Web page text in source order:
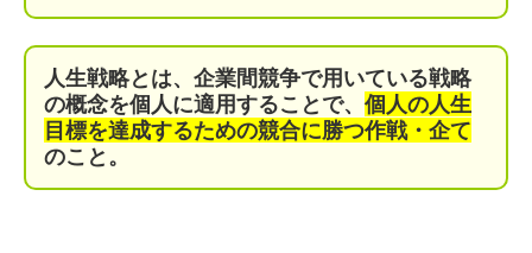
人生戦略とは、企業間競争で用いている戦略
の概念を個人に適用することで、 個人の人生
目標を達成するための競合に勝つ作戦・企て
のこと。